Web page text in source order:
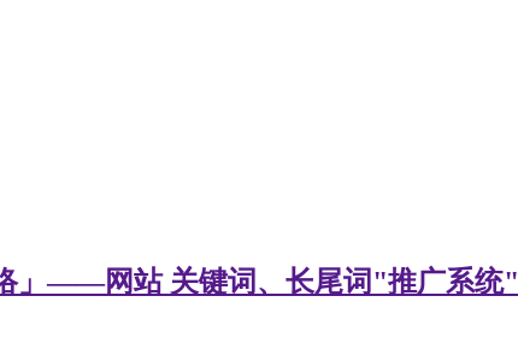
络」——网站 关键词、长尾词"推广系统"